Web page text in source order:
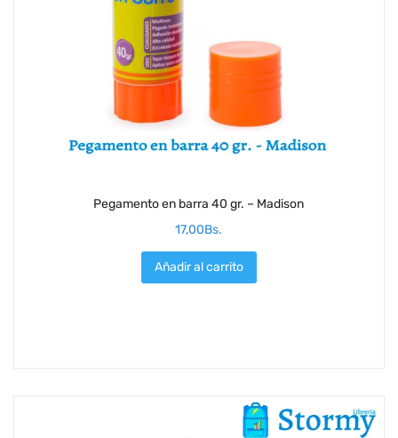
Pegamento en barra 40 gr. – Madison
17,00Bs.
Añadir al carrito